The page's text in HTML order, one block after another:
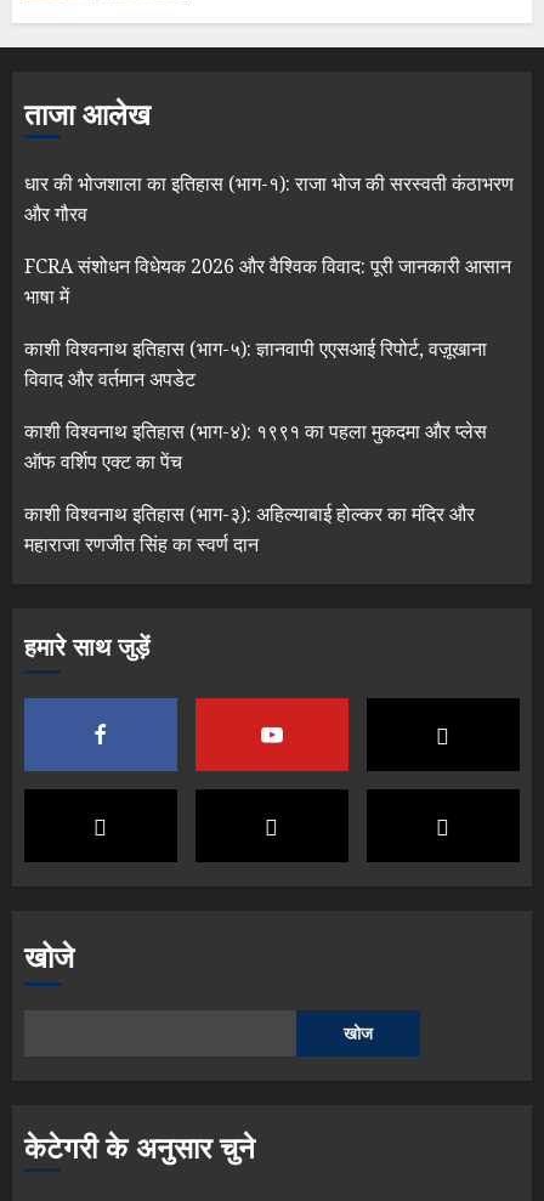
ताजा आलेख
धार की भोजशाला का इतिहास (भाग-१): राजा भोज की सरस्वती कंठाभरण
और गौरव
FCRA संशोधन विधेयक 2026 और वैश्विक विवाद: पूरी जानकारी आसान
भाषा में
काशी विश्वनाथ इतिहास (भाग-५): ज्ञानवापी एएसआई रिपोर्ट, वज़ूखाना
विवाद और वर्तमान अपडेट
काशी विश्वनाथ इतिहास (भाग-४): १९९१ का पहला मुकदमा और प्लेस
ऑफ वर्शिप एक्ट का पेंच
काशी विश्वनाथ इतिहास (भाग-३): अहिल्याबाई होल्कर का मंदिर और
महाराजा रणजीत सिंह का स्वर्ण दान
हमारे साथ जुड़ें
खोजे
खोज
केटेगरी के अनुसार चुने